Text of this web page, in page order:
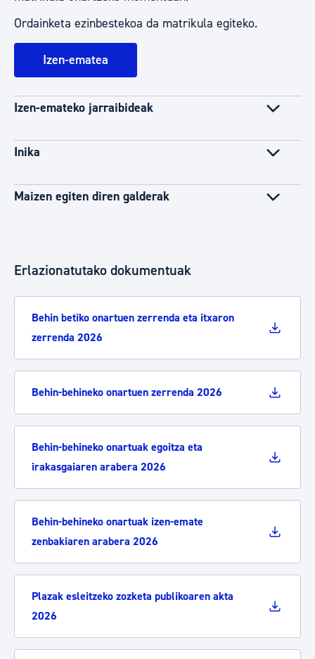
Ordainketa ezinbestekoa da matrikula egiteko.
Izen-ematea
Izen-emateko jarraibideak
Inika
Maizen egiten diren galderak
Erlazionatutako dokumentuak
Behin betiko onartuen zerrenda eta itxaron
zerrenda 2026
Behin-behineko onartuen zerrenda 2026
Behin-behineko onartuak egoitza eta
irakasgaiaren arabera 2026
Behin-behineko onartuak izen-emate
zenbakiaren arabera 2026
Plazak esleitzeko zozketa publikoaren akta
2026